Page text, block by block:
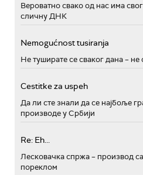
Вероватно свако од нас има
сличну ДНК
Nemogućnost tusiranja
Не туширате се сваког дана – не
Cestitke za uspeh
Да ли сте знали да се најбоље
производе у Србији
Re: Eh...
Лесковачка спржа – производ
пореклом